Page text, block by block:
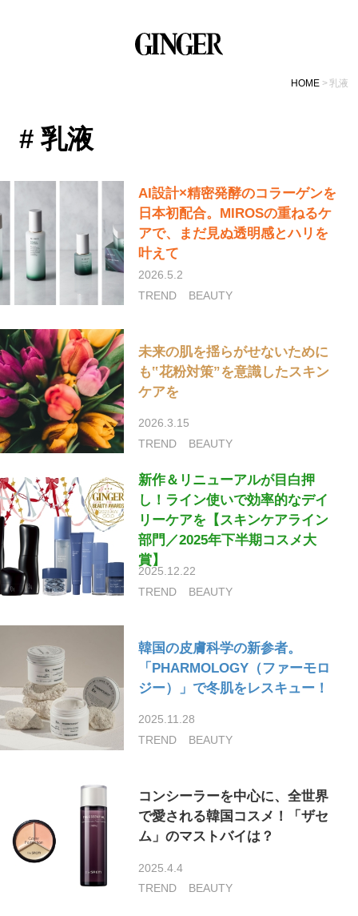
HOME 乳液
# 乳液
AI設計×精密発酵のコラーゲンを
日本初配合。MIROSの重ねるケ
アで、まだ見ぬ透明感とハリを
叶えて
2026.5.2
TREND
BEAUTY
未来の肌を揺らがせないために
も‟花粉対策”を意識したスキン
ケアを
2026.3.15
TREND
BEAUTY
新作＆リニューアルが目白押
し！ライン使いで効率的なデイ
リーケアを【スキンケアライン
部門／2025年下半期コスメ大
賞】
2025.12.22
TREND
BEAUTY
韓国の皮膚科学の新参者。
「PHARMOLOGY（ファーモロ
ジー）」で冬肌をレスキュー！
2025.11.28
TREND
BEAUTY
コンシーラーを中心に、全世界
で愛される韓国コスメ！「ザセ
ム」のマストバイは？
2025.4.4
TREND
BEAUTY